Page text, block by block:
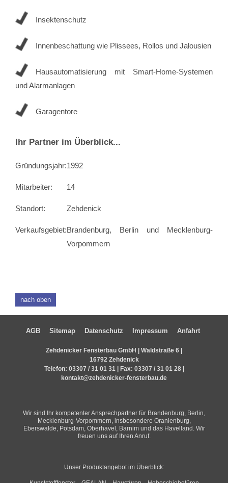
Insektenschutz
Innenbeschattung wie Plissees, Rollos und Jalousien
Hausautomatisierung mit Smart-Home-Systemen
und Alarmanlagen
Garagentore
Ihr Partner im Überblick...
Gründungsjahr:1992
Mitarbeiter: 14
Standort: Zehdenick
Verkaufsgebiet:Brandenburg, Berlin und Mecklenburg-
Vorpommern
nach oben
AGB Sitemap Datenschutz Impressum Anfahrt
Zehdenicker Fensterbau GmbH | Waldstraße 6 |
16792 Zehdenick
Telefon: 03307 / 31 01 31 | Fax: 03307 / 31 01 28 |
kontakt@zehdenicker-fensterbau.de
Wir sind Ihr kompetenter Ansprechpartner für Brandenburg, Berlin,
Mecklenburg-Vorpommern, insbesondere Oranienburg,
Eberswalde, Potsdam, Oberhavel, Barnim und das Havelland. Wir
freuen uns auf Ihren Anruf.
Unser Produktangebot im Überblick: